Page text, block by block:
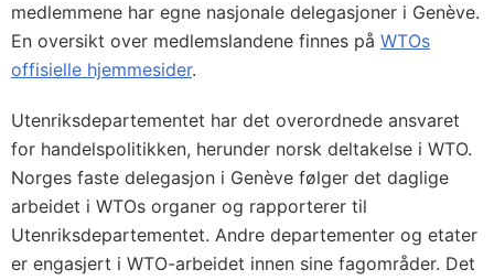
medlemmene har egne nasjonale delegasjoner i Genève.
En oversikt over medlemslandene finnes på WTOs
offisielle hjemmesider.
Utenriksdepartementet har det overordnede ansvaret
for handelspolitikken, herunder norsk deltakelse i WTO.
Norges faste delegasjon i Genève følger det daglige
arbeidet i WTOs organer og rapporterer til
Utenriksdepartementet. Andre departementer og etater
er engasjert i WTO-arbeidet innen sine fagområder. Det